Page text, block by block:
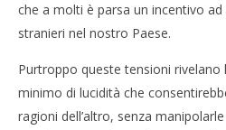
che a molti è parsa un incentivo ad
stranieri nel nostro Paese.
Purtroppo queste tensioni rivelano
minimo di lucidità che
ragioni dell’altro, senza